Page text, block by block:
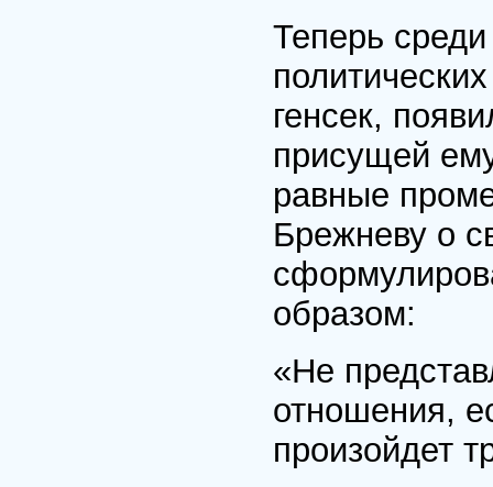
Теперь
генсек,
присущей
равные
Брежневу о
образом:
«Не
отношения,
произойдет